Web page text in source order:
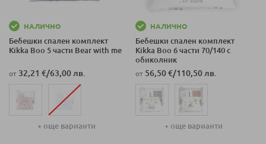
НАЛИЧНО
Бебешки спален комплект
Kikka Boo 5 части Bear with me
от 32,21 €/63,00 лв.
+ още варианти
НАЛИЧНО
Бебешки спален комплект
Kikka Boo 6 части 70/140 с
обиколник
от 56,50 €/110,50 лв.
+ още варианти